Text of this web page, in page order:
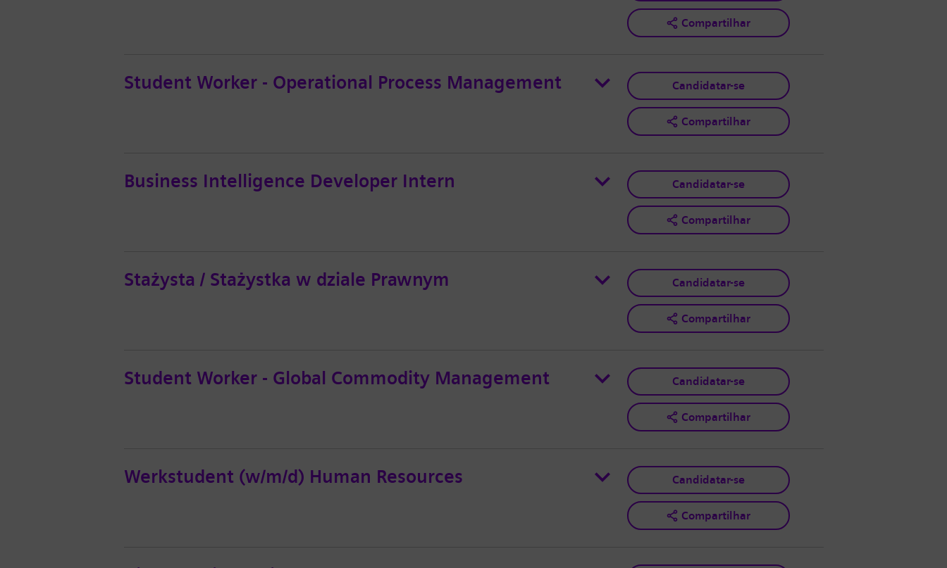
Compartilhar
Student Worker - Operational Process Management Candidatar-se
Compartilhar
Business Intelligence Developer Intern Candidatar-se
Compartilhar
Stażysta / Stażystka w dziale Prawnym Candidatar-se
Compartilhar
Student Worker - Global Commodity Management Candidatar-se
Compartilhar
Werkstudent (w/m/d) Human Resources Candidatar-se
Compartilhar